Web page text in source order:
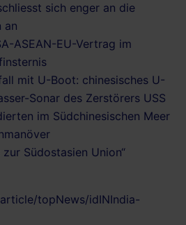
sich enger an die
an
ASEAN-EU-Vertrag im
mit U-Boot: chinesisches U-
Sonar des Zerstörers USS
im Südchinesischen Meer
zur Südostasien Union“
topNews/idINIndia-